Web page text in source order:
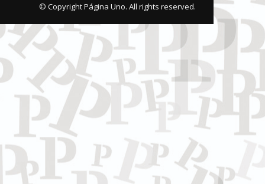
© Copyright Página Uno. All rights reserved.